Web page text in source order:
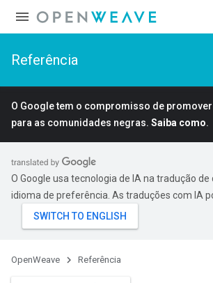
Referência
O Google tem o compromisso de
para as comunidades negras. Saiba como.
O Google usa tecnologia de IA na tradução
idioma de preferência. As traduções com IA
OpenWeave Referência